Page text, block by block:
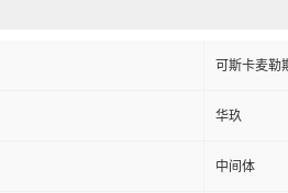
可斯卡麦勒
华玖
中间体